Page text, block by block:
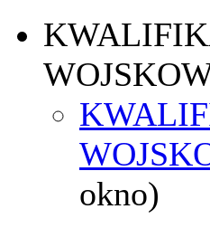
okno)